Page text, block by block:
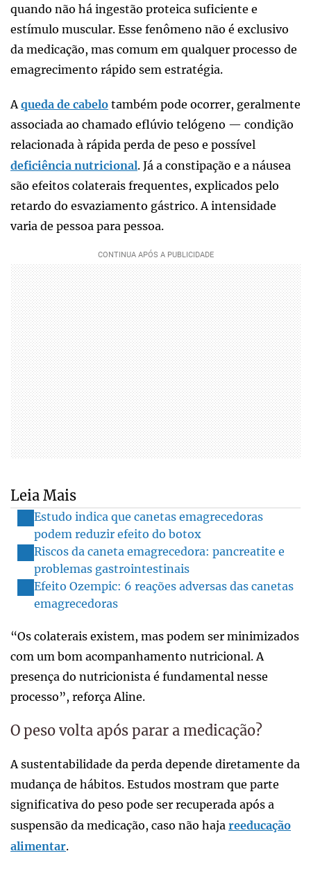
quando não há ingestão proteica suficiente e
estímulo muscular. Esse fenômeno não é exclusivo
da medicação, mas comum em qualquer processo de
emagrecimento rápido sem estratégia.
A queda de cabelo também pode ocorrer, geralmente
associada ao chamado eflúvio telógeno — condição
relacionada à rápida perda de peso e possível
deficiência nutricional. Já a constipação e a náusea
são efeitos colaterais frequentes, explicados pelo
retardo do esvaziamento gástrico. A intensidade
varia de pessoa para pessoa.
Leia Mais
Estudo indica que canetas emagrecedoras
podem reduzir efeito do botox
Riscos da caneta emagrecedora: pancreatite e
problemas gastrointestinais
Efeito Ozempic: 6 reações adversas das canetas
emagrecedoras
“Os colaterais existem, mas podem ser minimizados
com um bom acompanhamento nutricional. A
presença do nutricionista é fundamental nesse
processo”, reforça Aline.
O peso volta após parar a medicação?
A sustentabilidade da perda depende diretamente da
mudança de hábitos. Estudos mostram que parte
significativa do peso pode ser recuperada após a
suspensão da medicação, caso não haja reeducação
alimentar.